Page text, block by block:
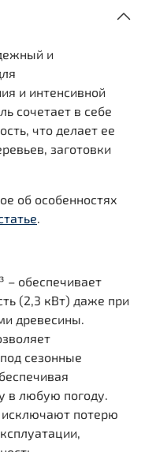
и
и интенсивной
сочетает в себе
что делает ее
заготовки
об особенностях
– обеспечивает
(2,3 кВт) даже при
древесины.
сезонные
в любую погоду.
потерю